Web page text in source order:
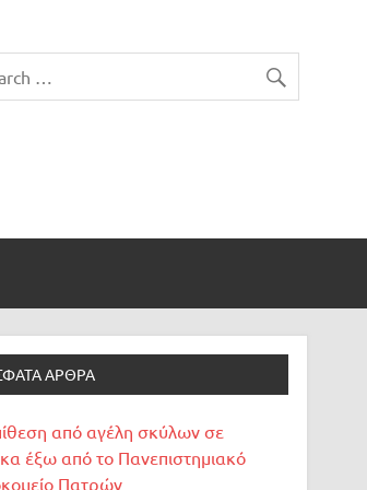
ΆΡΘΡΑ
από αγέλη σκύλων σε
έξω από το Πανεπιστημιακό
Πατρών